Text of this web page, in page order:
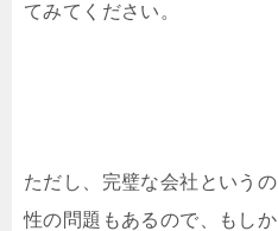
てみてください。
ただし、完璧な会社という
性の問題もあるので、もし